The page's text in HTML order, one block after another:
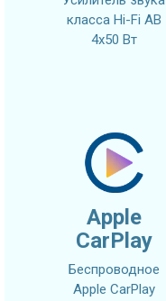
класса Hi-Fi AB
4x50 Вт
Apple
CarPlay
Беспроводное
Apple CarPlay